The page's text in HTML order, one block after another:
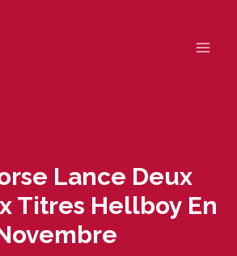
Lance Deux
Titres Hellboy En